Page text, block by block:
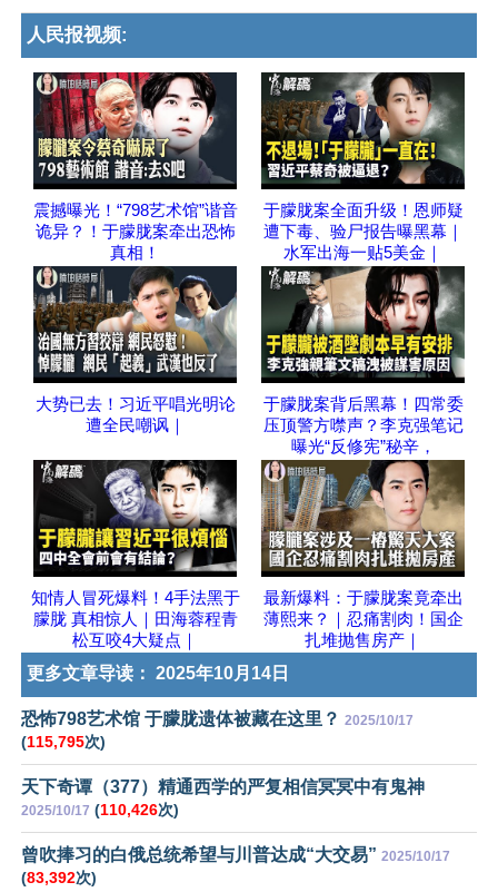
人民报视频:
震撼曝光！“798艺术馆”谐音
诡异？！于朦胧案牵出恐怖
真相！
于朦胧案全面升级！恩师疑
遭下毒、验尸报告曝黑幕｜
水军出海一贴5美金｜
大势已去！习近平唱光明论
遭全民嘲讽｜
于朦胧案背后黑幕！四常委
压顶警方噤声？李克强笔记
曝光“反修宪”秘辛，
知情人冒死爆料！4手法黑于
朦胧 真相惊人｜田海蓉程青
松互咬4大疑点｜
最新爆料：于朦胧案竟牵出
薄熙来？｜忍痛割肉！国企
扎堆抛售房产｜
更多文章导读： 2025年10月14日
恐怖798艺术馆 于朦胧遗体被藏在这里？ 2025/10/17
(115,795次)
天下奇谭（377）精通西学的严复相信冥冥中有鬼神
2025/10/17 (110,426次)
曾吹捧习的白俄总统希望与川普达成“大交易” 2025/10/17
(83,392次)